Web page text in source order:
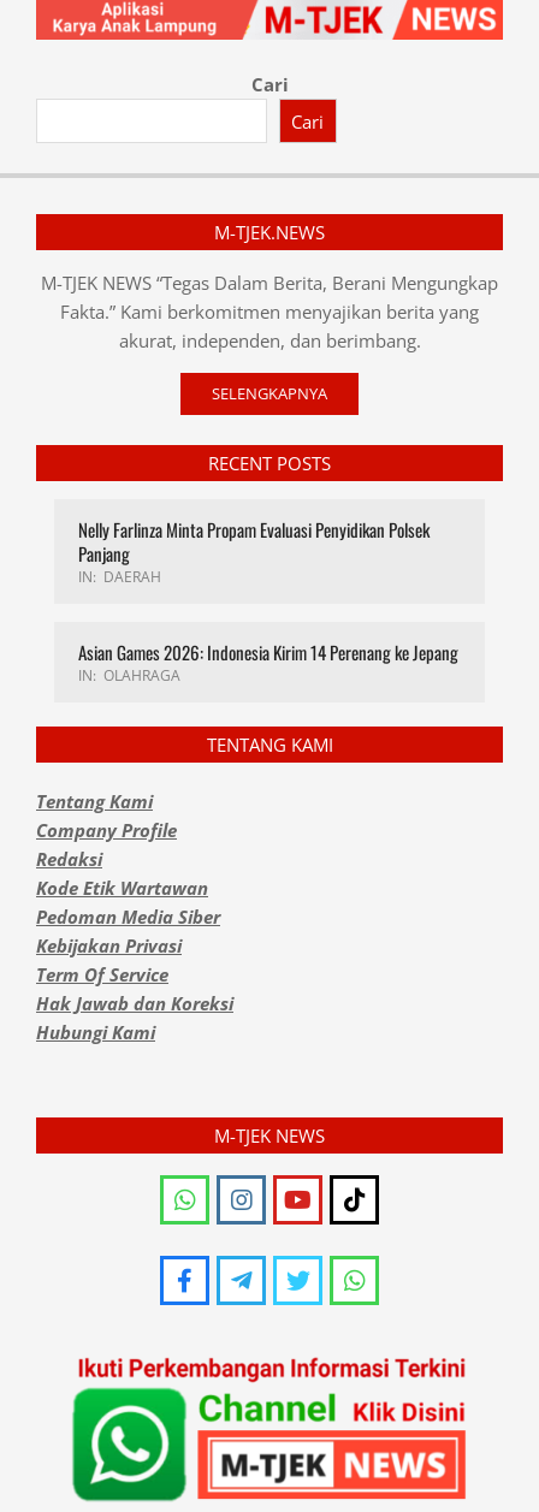
Cari
Cari
M-TJEK.NEWS
M-TJEK NEWS “Tegas Dalam Berita, Berani Mengungkap
Fakta.” Kami berkomitmen menyajikan berita yang
akurat, independen, dan berimbang.
SELENGKAPNYA
RECENT POSTS
Nelly Farlinza Minta Propam Evaluasi Penyidikan Polsek
Panjang
IN: DAERAH
Asian Games 2026: Indonesia Kirim 14 Perenang ke Jepang
IN: OLAHRAGA
TENTANG KAMI
Tentang Kami
Company Profile
Redaksi
Kode Etik Wartawan
Pedoman Media Siber
Kebijakan Privasi
Term Of Service
Hak Jawab dan Koreksi
Hubungi Kami
M-TJEK NEWS